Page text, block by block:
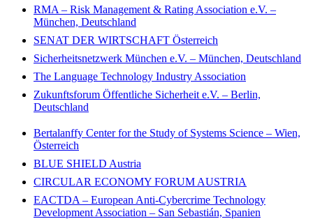
RMA – Risk Management & Rating Association e.V. –
München, Deutschland
SENAT DER WIRTSCHAFT Österreich
Sicherheitsnetzwerk München e.V. – München, Deutschland
The Language Technology Industry Association
Zukunftsforum Öffentliche Sicherheit e.V. – Berlin,
Deutschland
Bertalanffy Center for the Study of Systems Science – Wien,
Österreich
BLUE SHIELD Austria
CIRCULAR ECONOMY FORUM AUSTRIA
EACTDA – European Anti-Cybercrime Technology
Development Association – San Sebastián, Spanien